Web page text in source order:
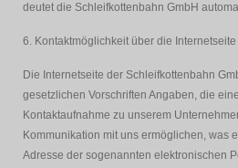
deutet die Schleifkottenbahn GmbH
6. Kontaktmöglichkeit über die Internetseite
Die Internetseite der Schleifkottenbahn
gesetzlichen Vorschriften Angaben, die
Kontaktaufnahme zu unserem
Kommunikation mit uns ermöglichen, was
Adresse der sogenannten elektronischen